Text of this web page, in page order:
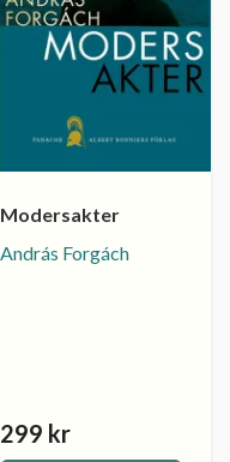
Modersakter
András Forgách
299 kr